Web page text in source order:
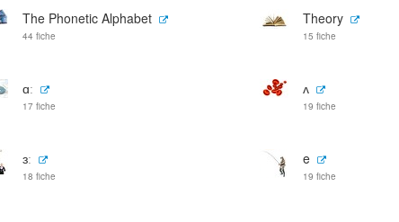
The Phonetic Alphabet
44 fiche
Theory
15 fiche
ɑː
17 fiche
ʌ
19 fiche
ɜː
18 fiche
e
19 fiche